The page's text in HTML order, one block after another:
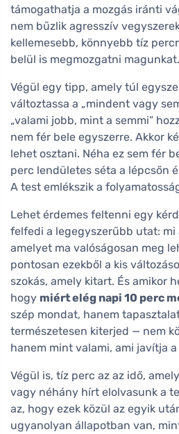
támogathatja a mozgás iránti
nem bűzlik agresszív
kellemesebb, könnyebb tíz
belül is megmozgatni magunkat.
Végül egy tipp, amely túl
változtassa a „mindent vagy
„valami jobb, mint a semmi”
nem fér bele egyszerre. Akkor
lehet osztani. Néha ez sem fér
perc lendületes séta a lépcsőn
A test emlékszik a
Lehet érdemes feltenni egy
felfedi a legegyszerűbb utat: mi
amelyet ma valóságosan meg
pontosan ezekből a kis
szokás, amely kitart. És amikor
hogy miért elég napi 10 perc
szép mondat, hanem
természetesen kiterjed — nem
hanem mint valami, ami javítja
Végül is, tíz perc az az idő,
vagy néhány hírt elolvasunk a
az, hogy ezek közül az egyik
ugyanolyan állapotban van,